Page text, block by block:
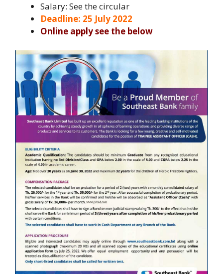
Salary: See the circular
Deadline: 25 July 2022
Online apply see the below